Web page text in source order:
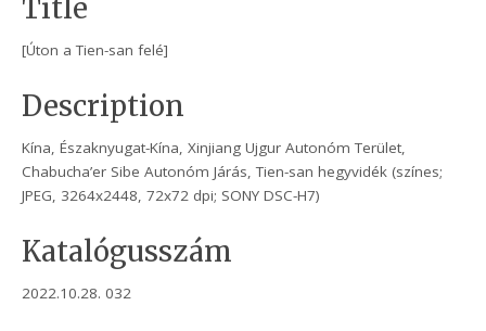
Title
[Úton a Tien-san felé]
Description
Kína, Északnyugat-Kína, Xinjiang Ujgur Autonóm Terület,
Chabucha’er Sibe Autonóm Járás, Tien-san hegyvidék (színes;
JPEG, 3264x2448, 72x72 dpi; SONY DSC-H7)
Katalógusszám
2022.10.28. 032